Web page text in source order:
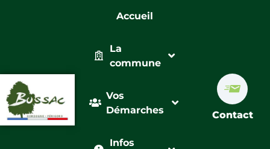
Accueil
La
commune
Vos
Démarches
Infos
Contact